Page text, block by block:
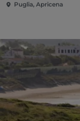
Puglia, Apricena